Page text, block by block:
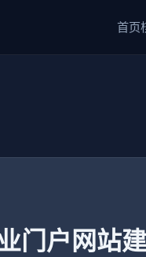
首页
门户网站建